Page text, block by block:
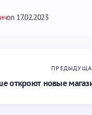
on 17.02.2023
откроют новые